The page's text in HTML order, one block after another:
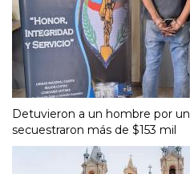
Detuvieron a un hombre por
secuestraron más de $153 mil